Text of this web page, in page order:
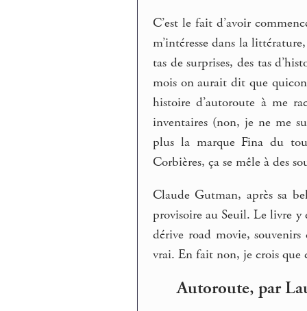
C’est le fait d’avoir
m’intéresse dans la
tas de surprises, des tas
mois on aurait dit que
histoire d’autoroute à me
inventaires (non, je ne me
plus la marque Fina du
Corbières, ça se mêle à des
Claude Gutman, après sa
provisoire au Seuil. Le livre y
dérive road movie,
vrai. En fait non, je crois que
Autoroute, par